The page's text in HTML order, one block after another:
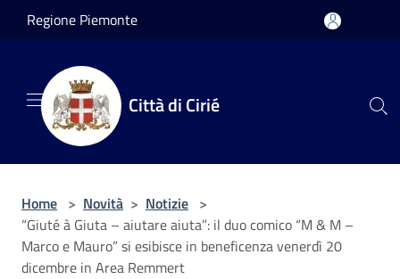
Salta al contenuto principale
Regione Piemonte
Città di Cirié
Home > Novità > Notizie >
“Giuté à Giuta – aiutare aiuta”: il duo comico “M & M –
Marco e Mauro” si esibisce in beneficenza venerdì 20
dicembre in Area Remmert